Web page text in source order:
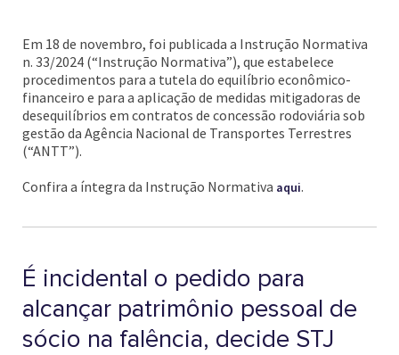
Em 18 de novembro, foi publicada a Instrução Normativa
n. 33/2024 (“Instrução Normativa”), que estabelece
procedimentos para a tutela do equilíbrio econômico-
financeiro e para a aplicação de medidas mitigadoras de
desequilíbrios em contratos de concessão rodoviária sob
gestão da Agência Nacional de Transportes Terrestres
(“ANTT”).
Confira a íntegra da Instrução Normativa aqui.
É incidental o pedido para
alcançar patrimônio pessoal de
sócio na falência, decide STJ